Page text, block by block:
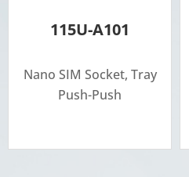
115U-A101
Nano SIM Socket, Tray
Push-Push